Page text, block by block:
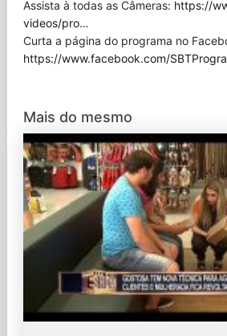
Assista à todas as Câmeras: https://
videos/pro…
Curta a página do programa no
https://www.facebook.com/
Mais do mesmo